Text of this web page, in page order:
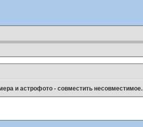
и астрофото - совместить несовместимое.